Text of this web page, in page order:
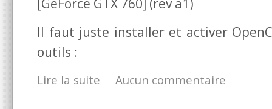
[GeForce GTX 760] (rev a1)
Il faut juste installer et activer
outils :
Lire la suite Aucun commentaire